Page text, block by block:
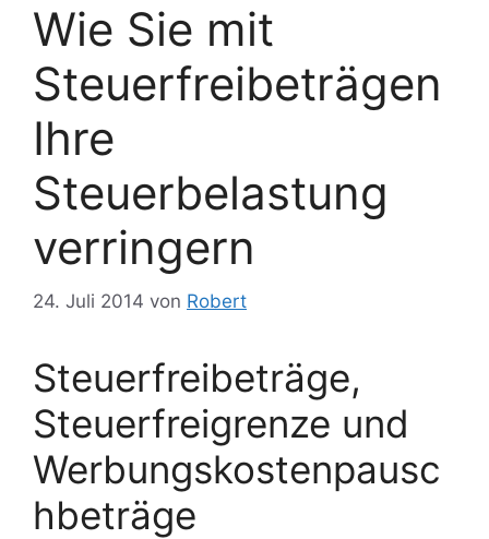
Wie Sie mit
Steuerfreibeträgen
Ihre
Steuerbelastung
verringern
24. Juli 2014 von Robert
Steuerfreibeträge,
Steuerfreigrenze und
Werbungskostenpausc
hbeträge